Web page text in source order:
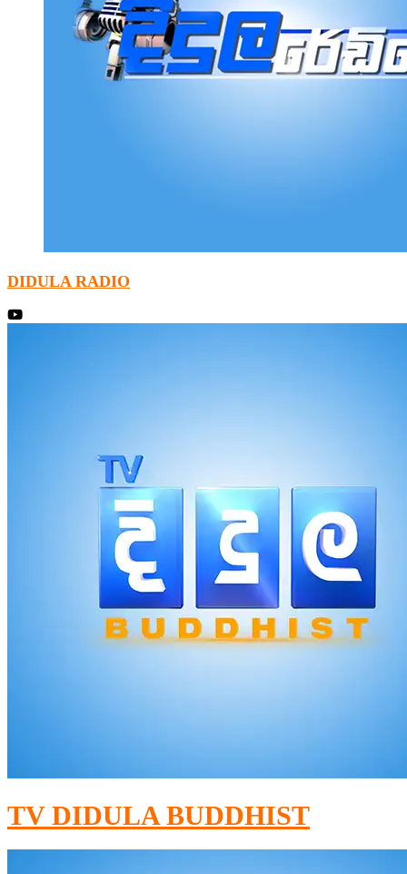
DIDULA RADIO
TV DIDULA BUDDHIST​